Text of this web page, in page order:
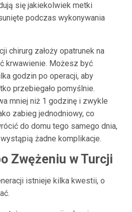
się jakiekolwiek metki
podczas wykonywania
chirurg założy opatrunek na
krwawienie. Możesz być
godzin po operacji, aby
przebiegało pomyślnie.
mniej niż 1 godzinę i zwykle
zabieg jednodniowy, co
do domu tego samego dnia,
żadne komplikacje.
Zwężeniu w Turcji
istnieje kilka kwestii, o